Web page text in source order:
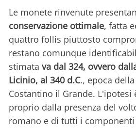
Le monete rinvenute
conservazione ottimale, fatta
quattro follis piuttosto
restano comunque
stimata va dal 324, ovvero
Licinio, al 340 d.C., epoca
Costantino il Grande. L'ipotesi
proprio dalla presenza del
romano e di tutti i componenti